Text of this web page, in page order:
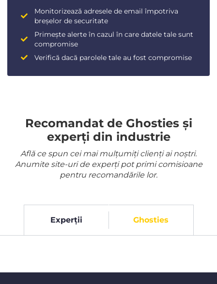
Monitorizează adresele de email împotriva
breșelor de securitate
Primește alerte în cazul în care datele tale sunt
compromise
Verifică dacă parolele tale au fost compromise
Recomandat de Ghosties și
experți din industrie
Află ce spun cei mai mulțumiți clienți ai noștri.
Anumite site-uri de experți pot primi comisioane
pentru recomandările lor.
Experții Ghosties